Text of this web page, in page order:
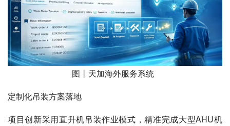
图丨天加海外服务系统
定制化吊装方案落地
项目创新采用直升机吊装作业模式，精准完成大型AHU机